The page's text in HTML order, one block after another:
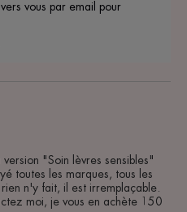
vous par email pour
version "Soin lèvres sensibles"
toutes les marques, tous les
n'y fait, il est irremplaçable.
moi, je vous en achète 150